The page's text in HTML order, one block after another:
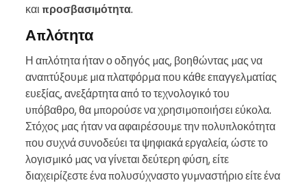
και προσβασιμότητα.
Απλότητα
Η απλότητα ήταν ο οδηγός μας, βοηθώντας μας να
αναπτύξουμε μια πλατφόρμα που κάθε επαγγελματίας
ευεξίας, ανεξάρτητα από το τεχνολογικό του
υπόβαθρο, θα μπορούσε να χρησιμοποιήσει εύκολα.
Στόχος μας ήταν να αφαιρέσουμε την πολυπλοκότητα
που συχνά συνοδεύει τα ψηφιακά εργαλεία, ώστε το
λογισμικό μας να γίνεται δεύτερη φύση, είτε
διαχειρίζεστε ένα πολυσύχναστο γυμναστήριο είτε ένα